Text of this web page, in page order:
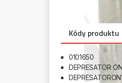
Kódy produktu
0101650
DEPRESATOR